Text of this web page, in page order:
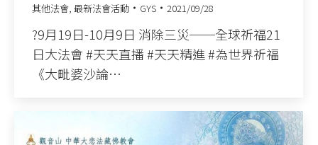
其他法會 最新法會活動 GYS 2021/09/28
?9月19日-10月9日 消除三災──全球祈福21
日大法會 #天天直播 #天天精進 #為世界祈福
《大毗婆沙論…